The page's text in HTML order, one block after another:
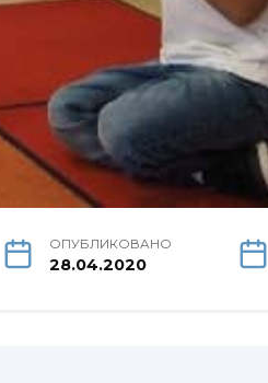
ОПУБЛИКОВАНО
28.04.2020